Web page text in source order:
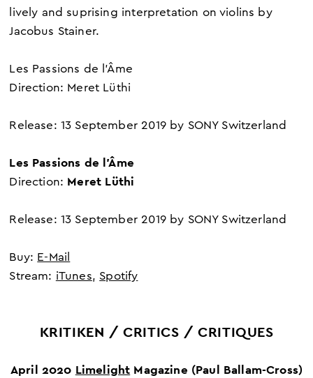
lively and suprising interpretation on violins by
Jacobus Stainer.
Les Passions de l’Âme
Direction: Meret Lüthi
Release: 13 September 2019 by SONY Switzerland
Les Passions de l’Âme
Direction: Meret Lüthi
Release: 13 September 2019 by SONY Switzerland
Buy: E-Mail
Stream: iTunes, Spotify
KRITIKEN / CRITICS / CRITIQUES
April 2020 Limelight Magazine (Paul Ballam-Cross)